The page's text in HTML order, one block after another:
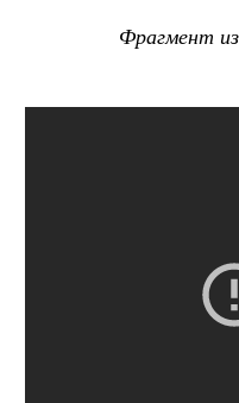
Фрагмент